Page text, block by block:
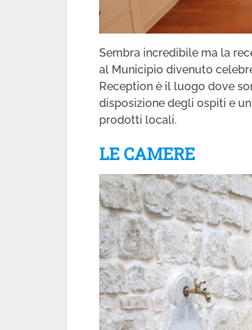
Sembra incredibile ma la
al Municipio divenuto
Reception è il luogo dove
disposizione degli ospiti e
prodotti locali.
LE CAMERE